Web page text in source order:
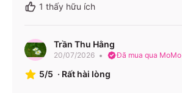
1 thấy hữu ích
Trần Thu Hằng
20/07/2026 Đã mua qua MoMo
5/5 · Rất hài lòng